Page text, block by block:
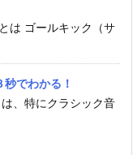
は ゴールキック（サ
秒でわかる！
、特にクラシック音